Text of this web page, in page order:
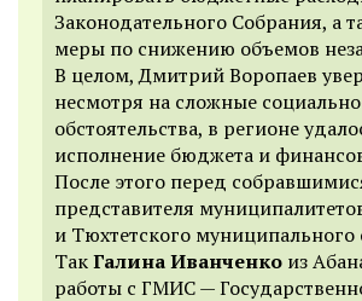
Законодательного Собрания, а
меры по снижению объемов
В целом, Дмитрий Воропаев
несмотря на сложные
обстоятельства, в регионе
исполнение бюджета и
После этого перед
представителя
и Тюхтетского муниципального
ТакГалина Иванченко из
работы с ГМИС —